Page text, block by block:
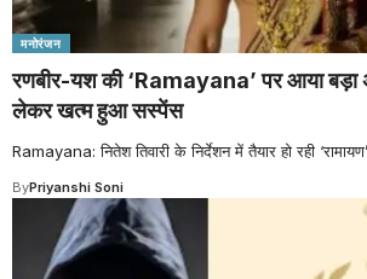
मनोरंजन
रणबीर-यश की ‘Ramayana’ पर आया बड़ा
लेकर खत्म हुआ सस्पेंस
Ramayana: नितेश तिवारी के निर्देशन में तैयार हो रही
ByPriyanshi Soni